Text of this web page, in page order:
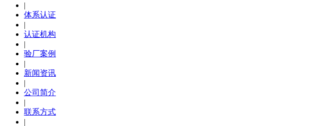
|
体系认证
|
认证机构
|
验厂案例
|
新闻资讯
|
公司简介
|
联系方式
|